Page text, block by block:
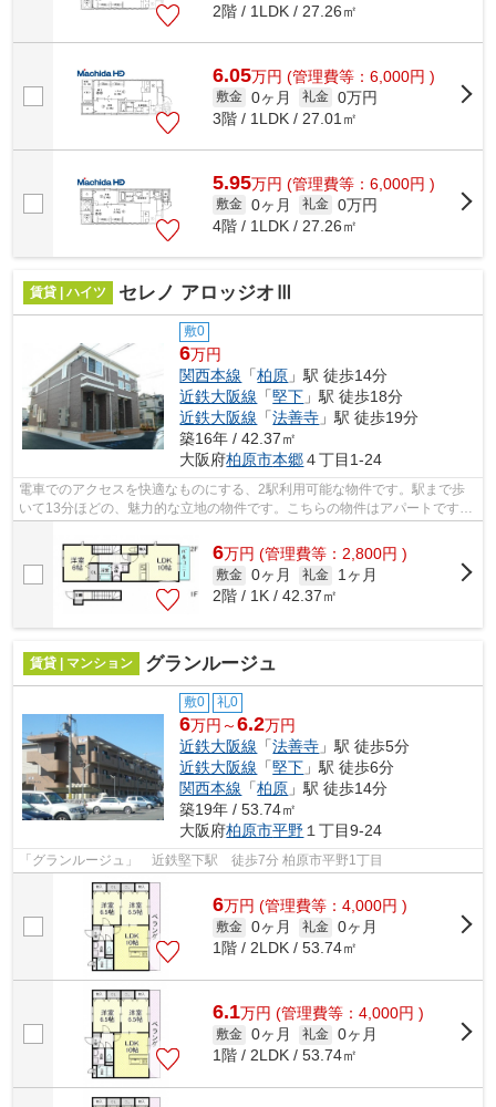
2階 / 1LDK / 27.26㎡
6.05万円 (管理費等：6,000円 )
敷金 0ヶ月 礼金 0万円
3階 / 1LDK / 27.01㎡
5.95万円 (管理費等：6,000円 )
敷金 0ヶ月 礼金 0万円
4階 / 1LDK / 27.26㎡
賃貸 | ハイツ セレノ アロッジオⅢ
敷0
6万円
関西本線 「柏原 」駅 徒歩14分
近鉄大阪線 「堅下 」駅 徒歩18分
近鉄大阪線 「法善寺 」駅 徒歩19分
築16年 / 42.37㎡
大阪府柏原市本郷４丁目1-24
電車でのアクセスを快適なものにする、2駅利用可能な物件です。駅まで歩
いて13分ほどの、魅力的な立地の物件です。こちらの物件はアパートです。
柏原市エリアにある賃貸情報のことなら...
6万円 (管理費等：2,800円 )
敷金 0ヶ月 礼金
1ヶ月
2階 / 1K / 42.37㎡
賃貸 | マンション グランルージュ
敷0 礼0
6万円～6.2万円
近鉄大阪線 「法善寺 」駅 徒歩5分
近鉄大阪線 「堅下 」駅 徒歩6分
関西本線 「柏原 」駅 徒歩14分
築19年 / 53.74㎡
大阪府柏原市平野 １丁目9-24
「グランルージュ」 近鉄堅下駅 徒歩7分 柏原市平野1丁目
6万円 (管理費等：4,000円 )
敷金 0ヶ月 礼金 0ヶ月
1階 / 2LDK / 53.74㎡
6.1万円 (管理費等：4,000円 )
敷金 0ヶ月 礼金 0ヶ月
1階 / 2LDK / 53.74㎡